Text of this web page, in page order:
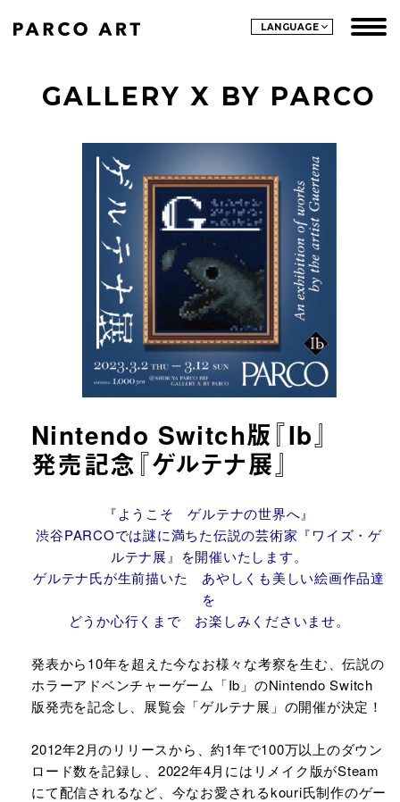
LANGUAGE
GALLERY X BY PARCO
Nintendo Switch版『Ib』
発売記念​『ゲルテナ展』
URLをコピーする
『ようこそ ゲルテナの世界へ』
渋谷PARCOでは謎に満ちた伝説の芸術家『ワイズ・ゲ
ルテナ展』を開催いたします。
ゲルテナ氏が生前描いた あやしくも美しい絵画作品達
を
どうか心行くまで お楽しみくださいませ。
発表から10年を超えた今なお様々な考察を生む、伝説の
ホラーアドベンチャーゲーム「Ib」のNintendo Switch
版発売を記念し、展覧会「ゲルテナ展」の開催が決定！
2012年2月のリリースから、約1年で100万以上のダウン
ロード数を記録し、2022年4月にはリメイク版がSteam
にて配信されるなど、今なお愛されるkouri氏制作のゲー